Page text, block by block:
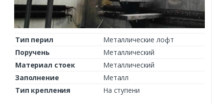
Тип перил
Металлические лофт
Поручень
Металлический
Материал стоек
Металлический
Заполнение
Металл
Тип крепления
На ступени